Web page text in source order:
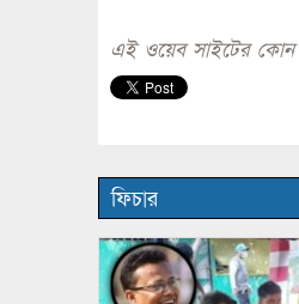
এই ওয়েব সাইটের কোন
ফিচার